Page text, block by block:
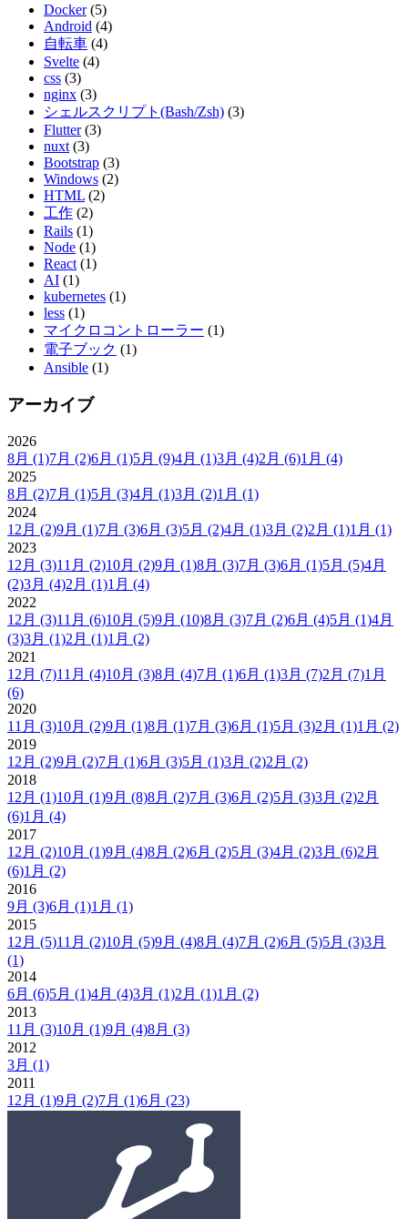
Docker (5)
Android (4)
自転車 (4)
Svelte (4)
css (3)
nginx (3)
シェルスクリプト(Bash/Zsh) (3)
Flutter (3)
nuxt (3)
Bootstrap (3)
Windows (2)
HTML (2)
工作 (2)
Rails (1)
Node (1)
React (1)
AI (1)
kubernetes (1)
less (1)
マイクロコントローラー (1)
電子ブック (1)
Ansible (1)
アーカイブ
2026
8月 (1)7月 (2)6月 (1)5月 (9)4月 (1)3月 (4)2月 (6)1月 (4)
2025
8月 (2)7月 (1)5月 (3)4月 (1)3月 (2)1月 (1)
2024
12月 (2)9月 (1)7月 (3)6月 (3)5月 (2)4月 (1)3月 (2)2月 (1)1月 (1)
2023
12月 (3)11月 (2)10月 (2)9月 (1)8月 (3)7月 (3)6月 (1)5月 (5)4月
(2)3月 (4)2月 (1)1月 (4)
2022
12月 (3)11月 (6)10月 (5)9月 (10)8月 (3)7月 (2)6月 (4)5月 (1)4月
(3)3月 (1)2月 (1)1月 (2)
2021
12月 (7)11月 (4)10月 (3)8月 (4)7月 (1)6月 (1)3月 (7)2月 (7)1月
(6)
2020
11月 (3)10月 (2)9月 (1)8月 (1)7月 (3)6月 (1)5月 (3)2月 (1)1月 (2)
2019
12月 (2)9月 (2)7月 (1)6月 (3)5月 (1)3月 (2)2月 (2)
2018
12月 (1)10月 (1)9月 (8)8月 (2)7月 (3)6月 (2)5月 (3)3月 (2)2月
(6)1月 (4)
2017
12月 (2)10月 (1)9月 (4)8月 (2)6月 (2)5月 (3)4月 (2)3月 (6)2月
(6)1月 (2)
2016
9月 (3)6月 (1)1月 (1)
2015
12月 (5)11月 (2)10月 (5)9月 (4)8月 (4)7月 (2)6月 (5)5月 (3)3月
(1)
2014
6月 (6)5月 (1)4月 (4)3月 (1)2月 (1)1月 (2)
2013
11月 (3)10月 (1)9月 (4)8月 (3)
2012
3月 (1)
2011
12月 (1)9月 (2)7月 (1)6月 (23)